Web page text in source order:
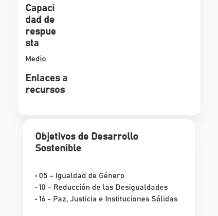
Capaci
dad de
respue
sta
Medio
Enlaces a
recursos
Objetivos de Desarrollo
Sostenible
• 05 - Igualdad de Género
• 10 - Reducción de las Desigualdades
• 16 - Paz, Justicia e Instituciones Sólidas